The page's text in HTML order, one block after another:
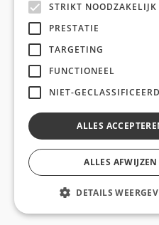
Diensten
Realisaties
Copyright © 2019
Sitemap-Privacy
webdesigned
STRIKT NOODZAKELIJK
PRESTATIE
TARGETING
FUNCTIONEEL
NIET-GECLASSIFICEERD
ALLES
ALLES AFWIJZEN
DETAILS